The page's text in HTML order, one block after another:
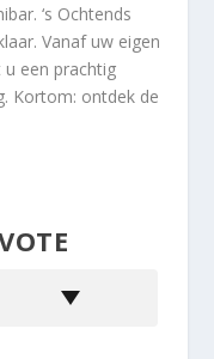
‘s Ochtends
Vanaf uw eigen
een prachtig
Kortom: ontdek de